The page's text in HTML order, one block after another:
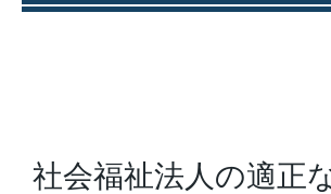
社会福祉法人の適正